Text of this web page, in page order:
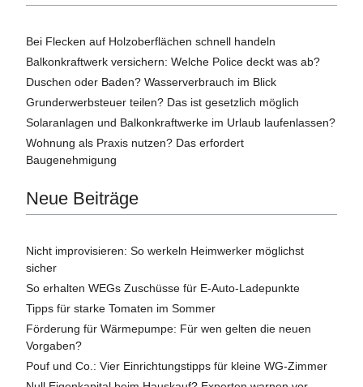
Bei Flecken auf Holzoberflächen schnell handeln
Balkonkraftwerk versichern: Welche Police deckt was ab?
Duschen oder Baden? Wasserverbrauch im Blick
Grunderwerbsteuer teilen? Das ist gesetzlich möglich
Solaranlagen und Balkonkraftwerke im Urlaub laufenlassen?
Wohnung als Praxis nutzen? Das erfordert
Baugenehmigung
Neue Beiträge
Nicht improvisieren: So werkeln Heimwerker möglichst
sicher
So erhalten WEGs Zuschüsse für E-Auto-Ladepunkte
Tipps für starke Tomaten im Sommer
Förderung für Wärmepumpe: Für wen gelten die neuen
Vorgaben?
Pouf und Co.: Vier Einrichtungstipps für kleine WG-Zimmer